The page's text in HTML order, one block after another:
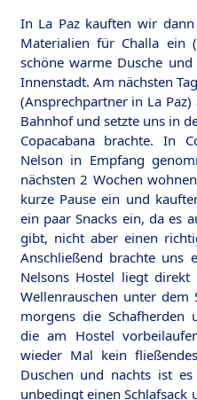
In La Paz kauften wir
Materialien für Challa ein
schöne warme Dusche
Innenstadt. Am nächsten
(Ansprechpartner in La
Bahnhof und setzte uns in
Copacabana brachte. In
Nelson in Empfang
nächsten 2 Wochen
kurze Pause ein und
ein paar Snacks ein, da es
gibt, nicht aber einen
Anschließend brachte uns
Nelsons Hostel liegt
Wellenrauschen unter
morgens die Schafherden
die am Hostel
wieder Mal kein
Duschen und nachts ist
unbedingt einen